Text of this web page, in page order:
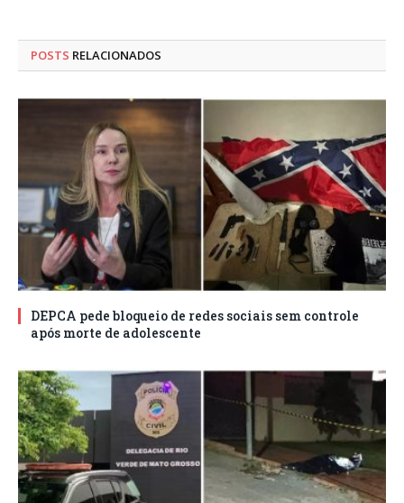
POSTS RELACIONADOS
DEPCA pede bloqueio de redes sociais sem controle
após morte de adolescente